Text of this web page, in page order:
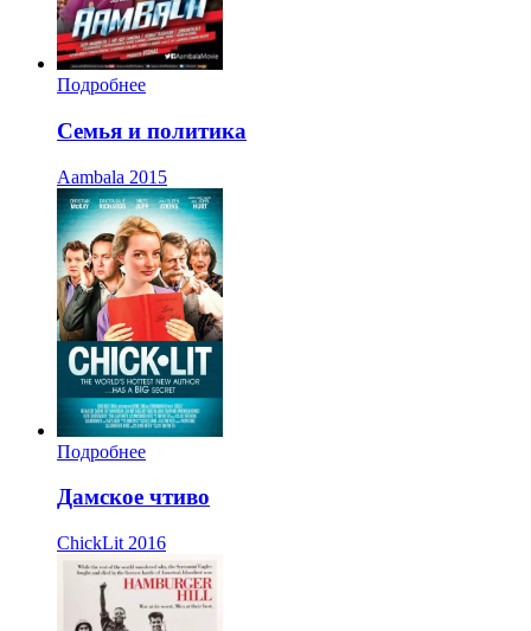
Подробнее
Семья и политика
Aambala 2015
Подробнее
Дамское чтиво
ChickLit 2016